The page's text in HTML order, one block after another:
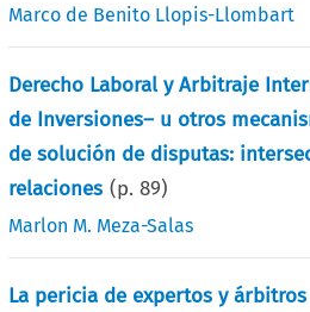
Marco de Benito Llopis-Llombart
Derecho Laboral y Arbitraje
de Inversiones– u otros
de solución de disputas:
relaciones (p.89)
Marlon M. Meza-Salas
La pericia de expertos y árbitros